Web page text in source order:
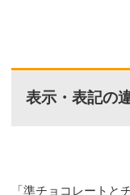
表示・表記の
「準チョコレートと